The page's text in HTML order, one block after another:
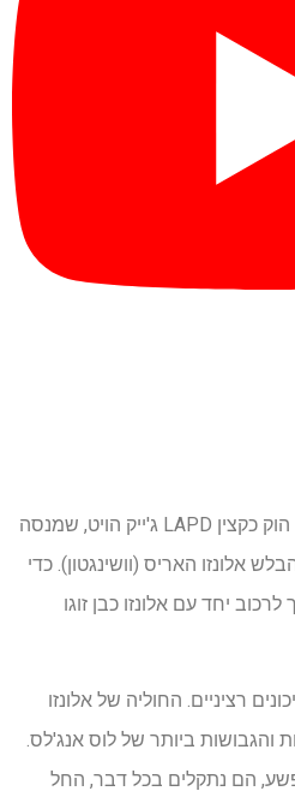
"יום האימונים" מככב את איתן הוק כקצין LAPD ג'ייק הויט, שמנסה
אלונזו האריס (וושינגטון). כדי
יחד עם אלונזו כבן זוגו
רציניים. החוליה של אלונזו
והגבושות ביותר של לוס אנג'לס.
הם נתקלים בכל דבר, החל